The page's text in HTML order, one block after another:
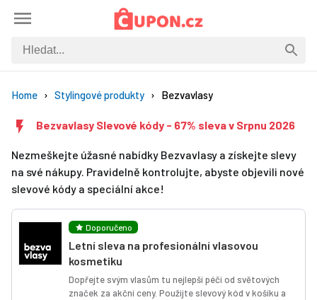
Home Stylingové produkty Bezvavlasy
Bezvavlasy Slevové kódy - 67% sleva v Srpnu 2026
Nezmeškejte úžasné nabídky Bezvavlasy a získejte slevy
na své nákupy. Pravidelně kontrolujte, abyste objevili nové
slevové kódy a speciální akce!
Doporučeno
Letní sleva na profesionální vlasovou
kosmetiku
Dopřejte svým vlasům tu nejlepší péči od světových
značek za akční ceny. Použijte slevový kód v košíku a